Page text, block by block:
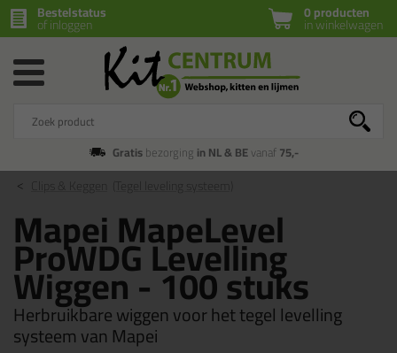
0 producten
in winkelwagen
Bestelstatus
of inloggen
Gratisbezorging in NL & BEvanaf75,-
Mapei MapeLevel
ProWDG Levelling
Wiggen - 100 stuks
Herbruikbare wiggen voor het tegel levelling
systeem van Mapei